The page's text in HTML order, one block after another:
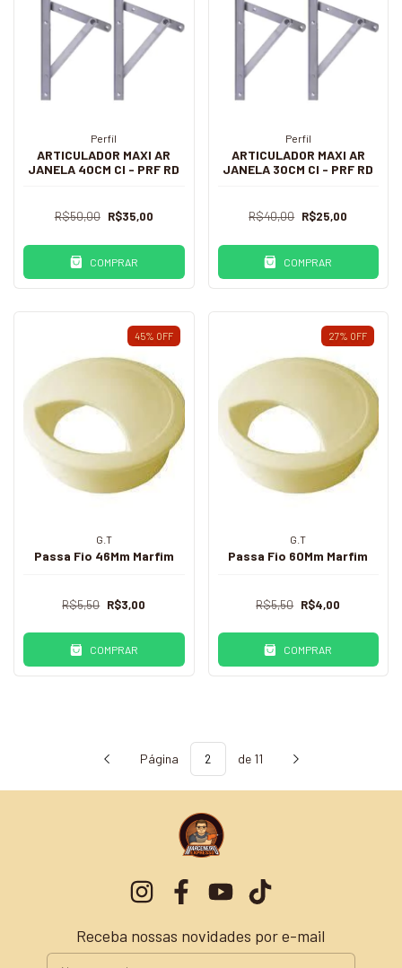
Perfil
ARTICULADOR MAXI AR
JANELA 40CM CI - PRF RD
R$50,00 R$35,00
COMPRAR
Perfil
ARTICULADOR MAXI AR
JANELA 30CM CI - PRF RD
R$40,00 R$25,00
COMPRAR
45% OFF
G.T
Passa Fio 46Mm Marfim
R$5,50 R$3,00
COMPRAR
27% OFF
G.T
Passa Fio 60Mm Marfim
R$5,50 R$4,00
COMPRAR
Página de 11
Receba nossas novidades por e-mail